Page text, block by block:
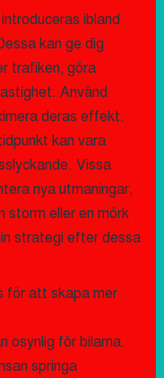
ibland
kan ge dig
trafiken, göra
Använd
deras effekt.
kan vara
Vissa
nya utmaningar,
storm eller en mörk
strategi efter dessa
för att skapa mer
osynlig för bilarna.
springa